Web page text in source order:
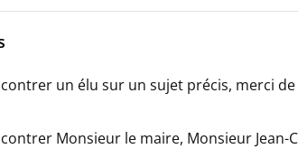
un élu sur un sujet précis, merci
Monsieur le maire, Monsieur Jean-